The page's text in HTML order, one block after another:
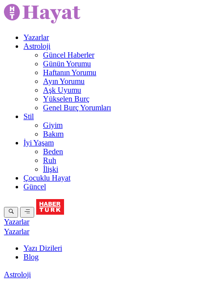
Yazarlar
Astroloji
Güncel Haberler
Günün Yorumu
Haftanın Yorumu
Ayın Yorumu
Aşk Uyumu
Yükselen Burç
Genel Burç Yorumları
Stil
Giyim
Bakım
İyi Yaşam
Beden
Ruh
İlişki
Çocuklu Hayat
Güncel
Yazarlar
Yazarlar
Yazı Dizileri
Blog
Astroloji